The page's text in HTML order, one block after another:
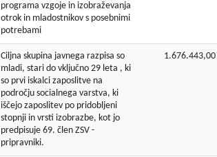
programa vzgoje in izobraževanja
otrok in mladostnikov s posebnimi
potrebami
Ciljna skupina javnega razpisa so
mladi, stari do vključno 29 leta , ki
so prvi iskalci zaposlitve na
področju socialnega varstva, ki
iščejo zaposlitev po pridobljeni
stopnji in vrsti izobrazbe, kot jo
predpisuje 69. člen ZSV -
pripravniki.
1.676.443,00